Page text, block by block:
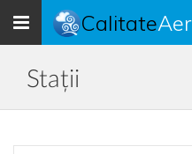
Toggle
navigation
CalitateAer
Stații